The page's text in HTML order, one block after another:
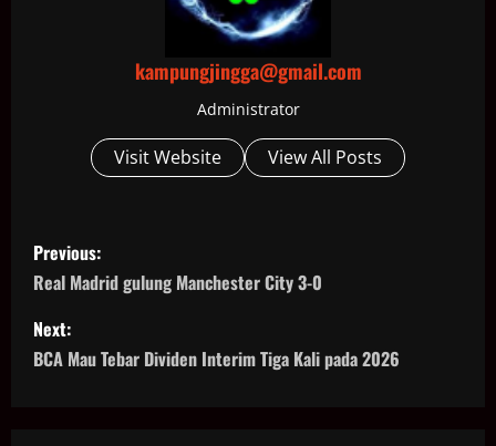
kampungjingga@gmail.com
Administrator
Visit Website View All Posts
P
o
s
t
Previous:
Real Madrid gulung Manchester City 3-0
Next:
BCA Mau Tebar Dividen Interim Tiga Kali pada 2026